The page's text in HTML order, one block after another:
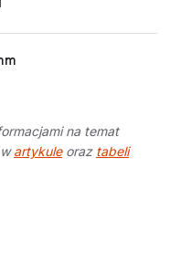
na temat
artykuleoraz tabeli